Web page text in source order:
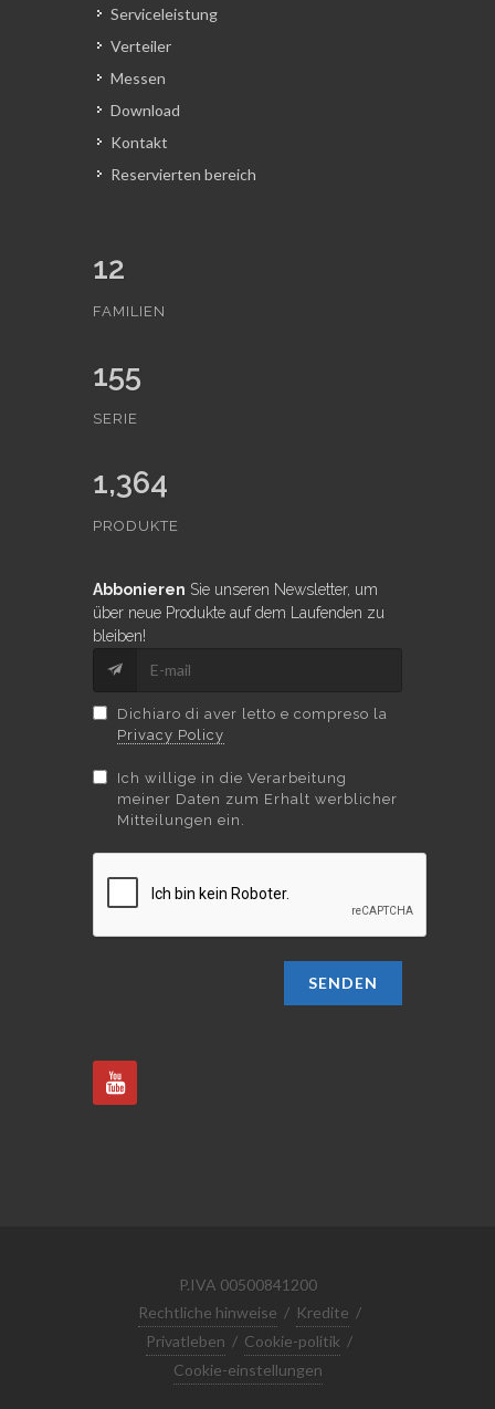
Serviceleistung
Verteiler
Messen
Download
Kontakt
Reservierten bereich
12
FAMILIEN
155
SERIE
1,364
PRODUKTE
Abbonieren Sie unseren Newsletter, um
über neue Produkte auf dem Laufenden zu
bleiben!
Dichiaro di aver letto e compreso la
Privacy Policy
Ich willige in die Verarbeitung
meiner Daten zum Erhalt werblicher
Mitteilungen ein.
SENDEN
P.IVA 00500841200
Rechtliche hinweise / Kredite /
Privatleben / Cookie-politik /
Cookie-einstellungen